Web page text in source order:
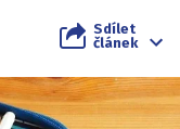
Sdílet
článek